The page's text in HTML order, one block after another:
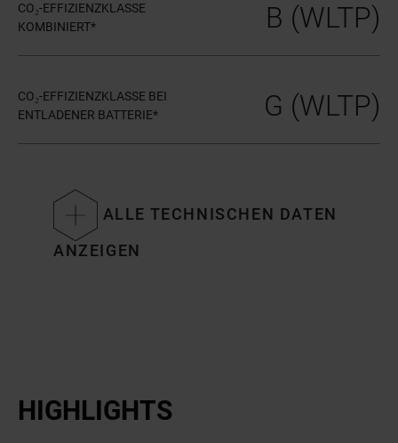
CO₂-EFFIZIENZKLASSE
KOMBINIERT*
B (WLTP)
CO₂-EFFIZIENZKLASSE BEI
ENTLADENER BATTERIE*
G (WLTP)
ALLE TECHNISCHEN DATEN
ANZEIGEN
HIGHLIGHTS